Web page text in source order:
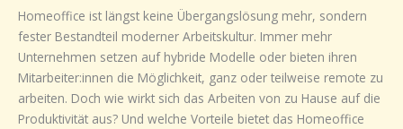
Homeoffice ist längst keine Übergangslösung mehr, sondern
fester Bestandteil moderner Arbeitskultur. Immer mehr
Unternehmen setzen auf hybride Modelle oder bieten ihren
Mitarbeiter:innen die Möglichkeit, ganz oder teilweise remote zu
arbeiten. Doch wie wirkt sich das Arbeiten von zu Hause auf die
Produktivität aus? Und welche Vorteile bietet das Homeoffice
zukunftsfähig